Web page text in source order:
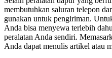
membutuhkan saluran telepon
gunakan untuk pengiriman.
Anda bisa menyewa terlebih
peralatan Anda sendiri.
Anda dapat menulis artikel atau